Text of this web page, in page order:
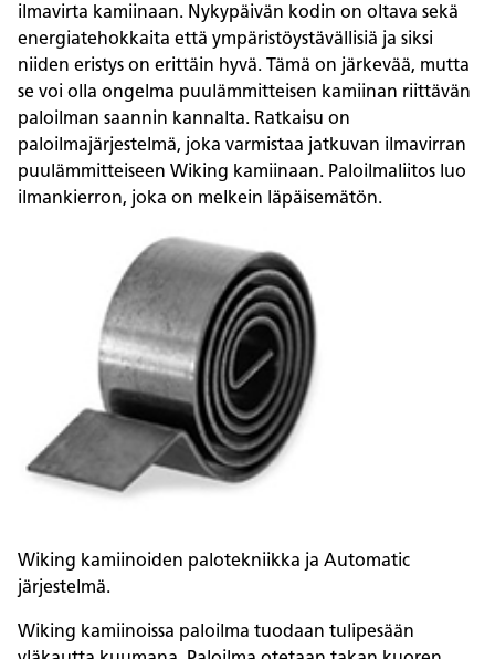
ilmavirta kamiinaan. Nykypäivän kodin on oltava sekä
energiatehokkaita että ympäristöystävällisiä ja siksi
niiden eristys on erittäin hyvä. Tämä on järkevää, mutta
se voi olla ongelma puulämmitteisen kamiinan riittävän
paloilman saannin kannalta. Ratkaisu on
paloilmajärjestelmä, joka varmistaa jatkuvan ilmavirran
puulämmitteiseen Wiking kamiinaan. Paloilmaliitos luo
ilmankierron, joka on melkein läpäisemätön.
Wiking kamiinoiden palotekniikka ja Automatic
järjestelmä.
Wiking kamiinoissa paloilma tuodaan tulipesään